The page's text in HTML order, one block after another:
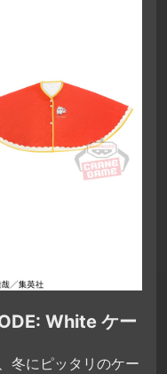
White ケー
冬にピッタリのケー